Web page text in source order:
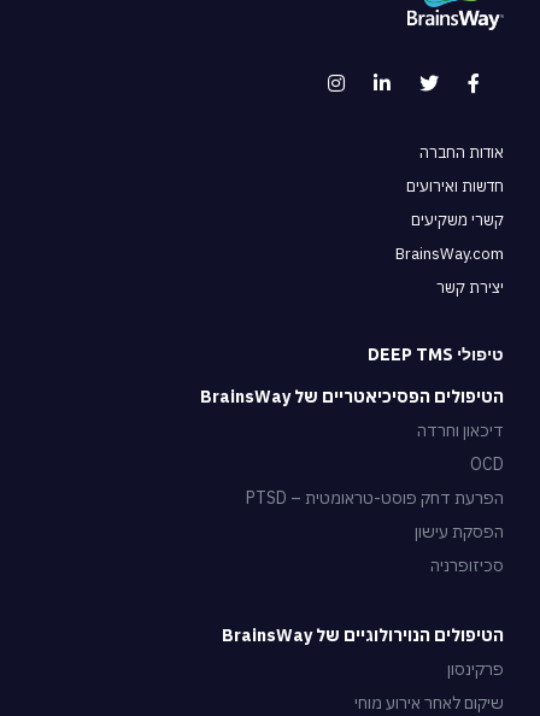
אודות החברה
חדשות ואירועים
קשרי משקיעים
BrainsWay.com
יצירת קשר
טיפולי DEEP TMS
הטיפולים הפסיכיאטריים של BrainsWay
דיכאון וחרדה
OCD
הפרעת דחק פוסט-טראומטית – PTSD
הפסקת עישון
סכיזופרניה
הטיפולים הנוירולוגיים של BrainsWay
פרקינסון
שיקום לאחר אירוע מוחי